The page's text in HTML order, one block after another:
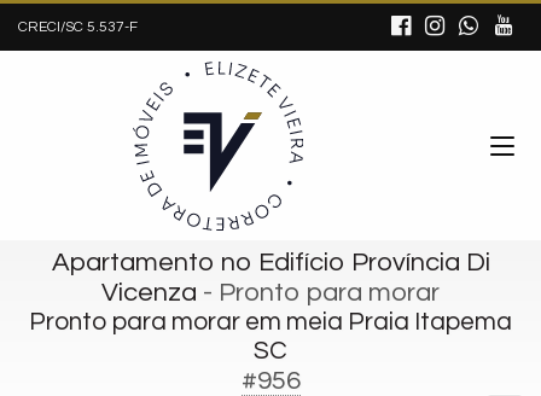
CRECI/SC 5.537-F
Apartamento no Edifício Província Di
Vicenza - Pronto para morar
Pronto para morar em meia Praia Itapema
SC
#956